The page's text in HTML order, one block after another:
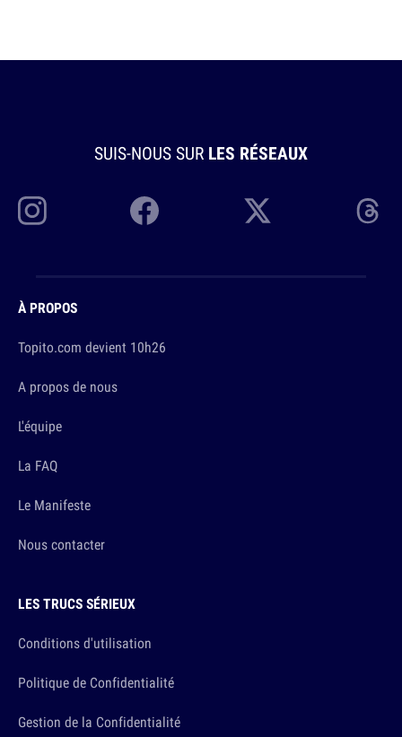
SUIS-NOUS SUR LES RÉSEAUX
À PROPOS
Topito.com devient 10h26
A propos de nous
L'équipe
La FAQ
Le Manifeste
Nous contacter
LES TRUCS SÉRIEUX
Conditions d'utilisation
Politique de Confidentialité
Gestion de la Confidentialité